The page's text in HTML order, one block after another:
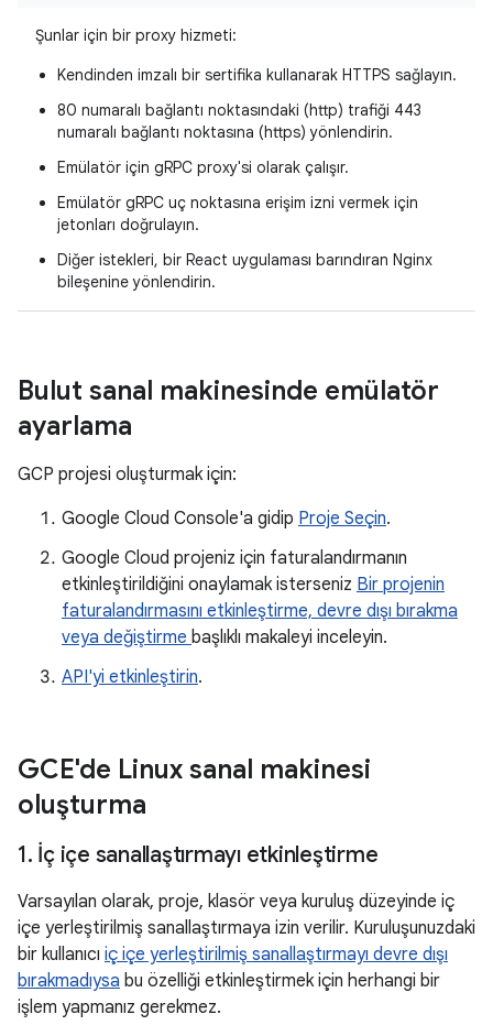
Şunlar için bir proxy hizmeti:
Kendinden imzalı bir sertifika kullanarak HTTPS sağlayın.
80 numaralı bağlantı noktasındaki (http) trafiği 443
numaralı bağlantı noktasına (https) yönlendirin.
Emülatör için gRPC proxy'si olarak çalışır.
Emülatör gRPC uç noktasına erişim izni vermek için
jetonları doğrulayın.
Diğer istekleri, bir React uygulaması barındıran Nginx
bileşenine yönlendirin.
Bulut sanal makinesinde emülatör
ayarlama
GCP projesi oluşturmak için:
Google Cloud Console'a gidip Proje Seçin.
Google Cloud projeniz için faturalandırmanın
etkinleştirildiğini onaylamak isterseniz Bir projenin
faturalandırmasını etkinleştirme, devre dışı bırakma
veya değiştirme başlıklı makaleyi inceleyin.
API'yi etkinleştirin.
GCE'de Linux sanal makinesi
oluşturma
1. İç içe sanallaştırmayı etkinleştirme
Varsayılan olarak, proje, klasör veya kuruluş düzeyinde iç
içe yerleştirilmiş sanallaştırmaya izin verilir. Kuruluşunuzdaki
bir kullanıcı iç içe yerleştirilmiş sanallaştırmayı devre dışı
bırakmadıysa bu özelliği etkinleştirmek için herhangi bir
işlem yapmanız gerekmez.